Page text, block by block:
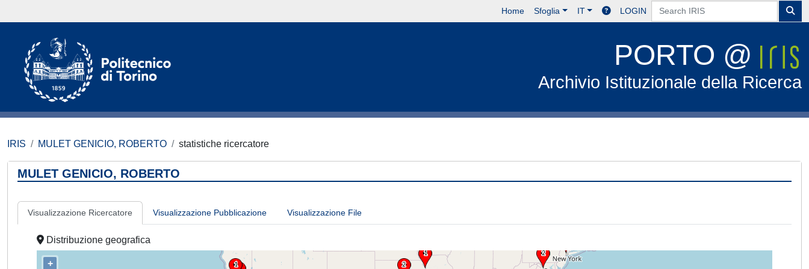
Home Sfoglia IT LOGIN
PORTO @
Archivio Istituzionale della Ricerca
IRIS MULET GENICIO, ROBERTO statistiche ricercatore
MULET GENICIO, ROBERTO
Visualizzazione Ricercatore Visualizzazione Pubblicazione Visualizzazione File
Distribuzione geografica
+